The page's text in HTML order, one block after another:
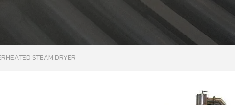
STEAM DRYER